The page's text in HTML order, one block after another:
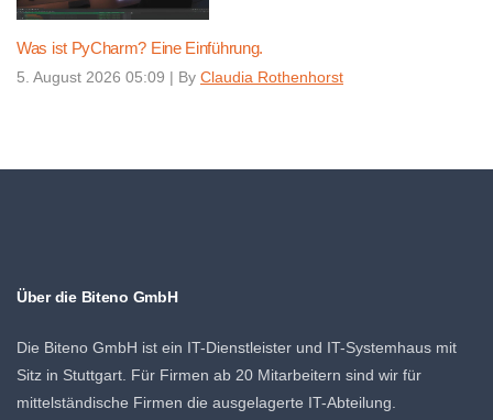
Was ist PyCharm? Eine Einführung.
5. August 2026 05:09 | By Claudia Rothenhorst
Über die Biteno GmbH
Die Biteno GmbH ist ein IT-Dienstleister und IT-Systemhaus mit
Sitz in Stuttgart. Für Firmen ab 20 Mitarbeitern sind wir für
mittelständische Firmen die ausgelagerte IT-Abteilung.